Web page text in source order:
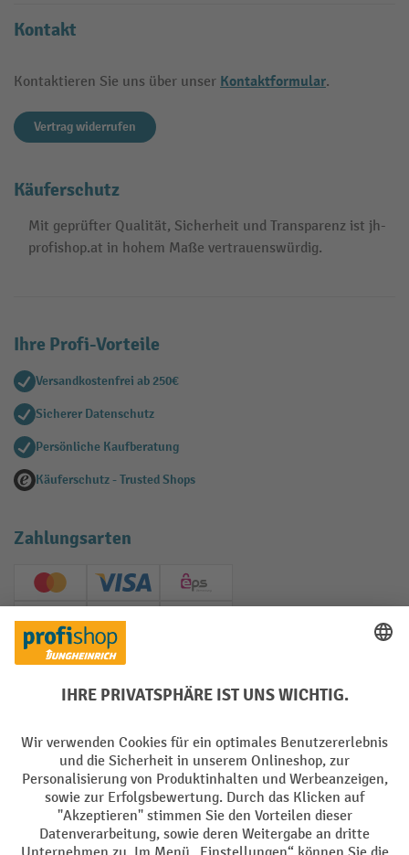
Kontakt
Kontaktieren Sie uns über unser Kontaktformular.
Vertrag widerrufen
Käuferschutz
Mit geprüfter Qualität, Sicherheit und Transparenz ist jh-
profishop.at in hohem Maße vertrauenswürdig.
Ihre Profi-Vorteile
Versandkostenfrei ab 250€
Sicherer Datenschutz
Persönliche Kaufberatung
Käuferschutz - Trusted Shops
Zahlungsarten
Creditcard (Master)Creditcard (Visa)
EPS
PayPal
Soziale Netzwerke
Impressum Datenschutz